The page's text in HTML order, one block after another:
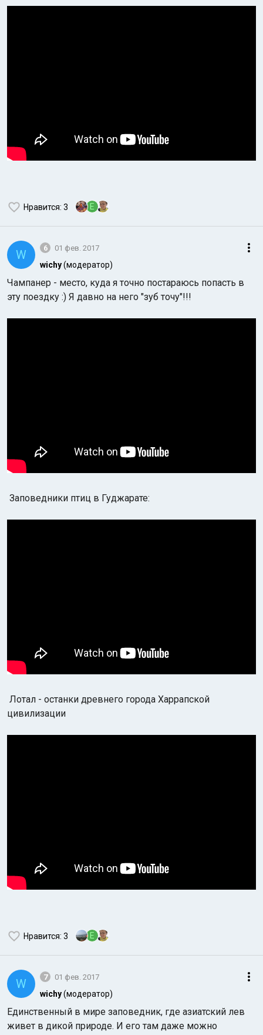
Нравится: 3 E
W 6 01 фев. 2017
wichy(модератор)
Чампанер - место, куда я точно постараюсь попасть в
эту поездку :) Я давно на него "зуб точу"!!!
Заповедники птиц в Гуджарате:
Лотал - останки древнего города Харрапской
цивилизации
Нравится: 3 E
W 7 01 фев. 2017
wichy(модератор)
Единственный в мире заповедник, где азиатский лев
живет в дикой природе. И его там даже можно